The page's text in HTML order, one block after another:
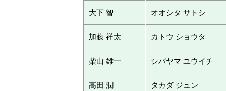
大下 智 オオシタ サトシ
加藤 祥太 カトウ ショウタ
柴山 雄一 シバヤマ ユウイチ
高田 潤 タカダ ジュン